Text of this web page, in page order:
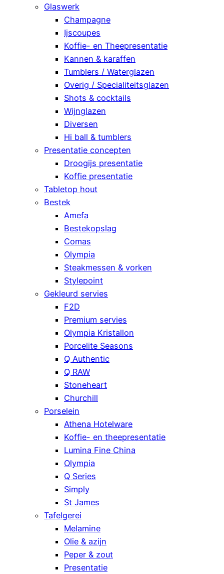
Glaswerk
Champagne
Ijscoupes
Koffie- en Theepresentatie
Kannen & karaffen
Tumblers / Waterglazen
Overig / Specialiteitsglazen
Shots & cocktails
Wijnglazen
Diversen
Hi ball & tumblers
Presentatie concepten
Droogijs presentatie
Koffie presentatie
Tabletop hout
Bestek
Amefa
Bestekopslag
Comas
Olympia
Steakmessen & vorken
Stylepoint
Gekleurd servies
F2D
Premium servies
Olympia Kristallon
Porcelite Seasons
Q Authentic
Q RAW
Stoneheart
Churchill
Porselein
Athena Hotelware
Koffie- en theepresentatie
Lumina Fine China
Olympia
Q Series
Simply
St James
Tafelgerei
Melamine
Olie & azijn
Peper & zout
Presentatie